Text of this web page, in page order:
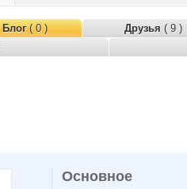
Блог( 0 ) Друзья ( 9 )
Основное